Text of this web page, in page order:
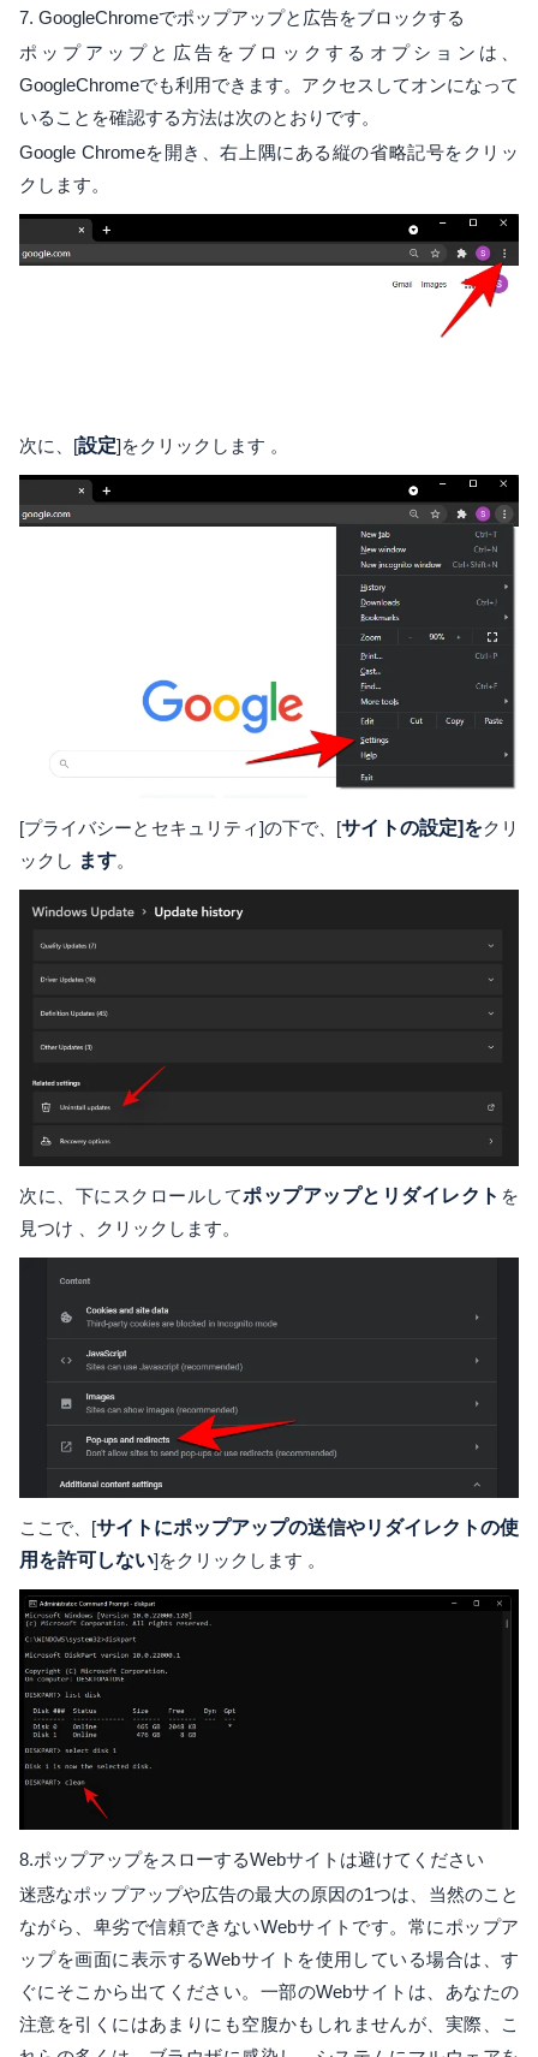
7. GoogleChromeでポップアップと広告をブロックする
ポップアップと広告をブロックするオプションは、
GoogleChromeでも利用できます。アクセスしてオンになって
いることを確認する方法は次のとおりです。
Google Chromeを開き、右上隅にある縦の省略記号をクリッ
クします。
次に、[設定]をクリックします 。
[プライバシーとセキュリティ]の下で、[サイトの設定]をクリ
ックし ます。
次に、下にスクロールしてポップアップとリダイレクト を
見つけ 、クリックします。
ここで、[サイトにポップアップの送信やリダイレクトの使
用を許可しない]をクリックします 。
8.ポップアップをスローするWebサイトは避けてください
迷惑なポップアップや広告の最大の原因の1つは、当然のこと
ながら、卑劣で信頼できないWebサイトです。常にポップア
ップを画面に表示するWebサイトを使用している場合は、す
ぐにそこから出てください。一部のWebサイトは、あなたの
注意を引くにはあまりにも空腹かもしれませんが、実際、こ